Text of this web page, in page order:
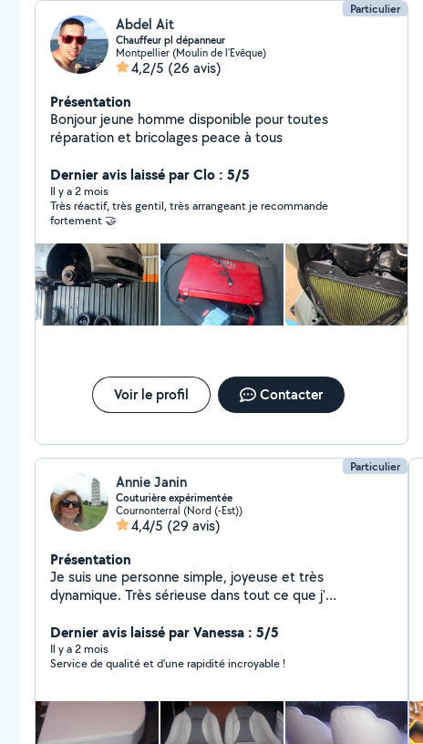
Particulier
Abdel Ait
Chauffeur pl dépanneur
Montpellier (Moulin de l'Evêque)
4,2/5 (26 avis)
Présentation
Bonjour jeune homme disponible pour toutes
réparation et bricolages peace à tous
Dernier avis laissé par Clo : 5/5
Il y a 2 mois
Très réactif, très gentil, très arrangeant je recommande
fortement 🤝
Voir le profil Contacter
Particulier
Annie Janin
Couturière expérimentée
Cournonterral (Nord (-Est))
4,4/5 (29 avis)
Présentation
Je suis une personne simple, joyeuse et très
dynamique. Très sérieuse dans tout ce que j'
expérimentée dans mon domaine, je peux faire de la
retouche et beaucoup d' autres taches !
Dernier avis laissé par Vanessa : 5/5
Il y a 2 mois
Service de qualité et d’une rapidité incroyable !